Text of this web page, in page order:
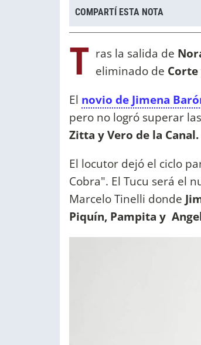
COMPARTÍ ESTA NOTA
T ras la salida de
eliminado de Corte
El novio de Jimena
pero no logró superar
Zitta y Vero de la Canal.
El locutor dejó el ciclo
Cobra". El Tucu será el
Marcelo Tinelli donde
Piquín, Pampita y